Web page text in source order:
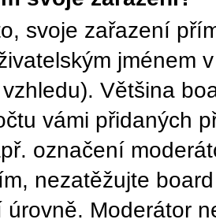
svoje zařazení
jménem
Většina
vámi přidaných
označení
nezatěžujte
úrovně. Moderátor